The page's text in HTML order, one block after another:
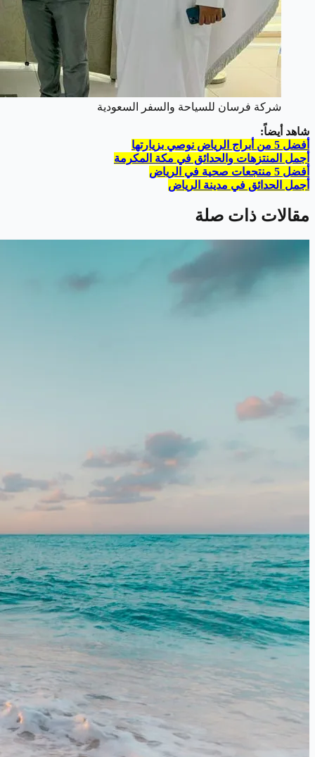
شركة فرسان للسياحة والسفر السعودية
شاهد أيضاً:
أفضل 5 من أبراج الرياض نوصي بزيارتها
أجمل المنتزهات والحدائق في مكة المكرمة
أفضل 5 منتجعات صحية في الرياض
أجمل الحدائق في مدينة الرياض
مقالات ذات صلة